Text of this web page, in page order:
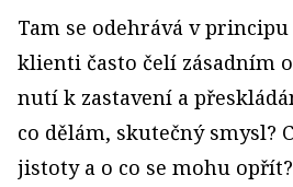
Tam se odehrává v
klienti často čelí zásadním
nutí k zastavení a
co dělám, skutečný smysl?
jistoty a o co se mohu